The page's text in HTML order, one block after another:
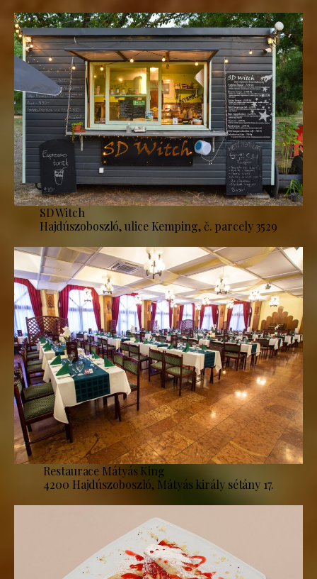
SD Witch
Hajdúszoboszló, ulice Kemping, č. parcely 3529
Restaurace Mátyás King
4200 Hajdúszoboszló, Mátyás király sétány 17.